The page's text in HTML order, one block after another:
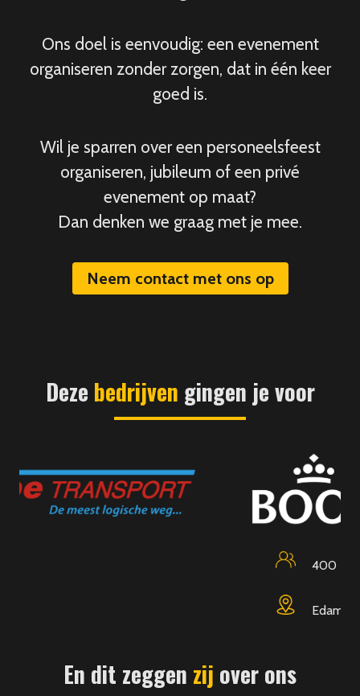
Ons doel is eenvoudig: een evenement
organiseren zonder zorgen, dat in één keer
goed is.
Wil je sparren over een personeelsfeest
organiseren, jubileum of een privé
evenement op maat?
Dan denken we graag met je mee.
Neem contact met ons op
Deze bedrijven gingen je voor
En dit zeggen zij over ons